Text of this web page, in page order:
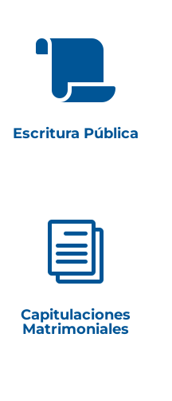

Escritura Pública
i
Capitulaciones
Matrimoniales